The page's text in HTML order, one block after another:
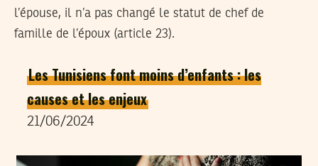
l’épouse, il n’a pas changé le statut de chef de
famille de l’époux (article 23).
Les Tunisiens font moins d’enfants : les
causes et les enjeux
21/06/2024